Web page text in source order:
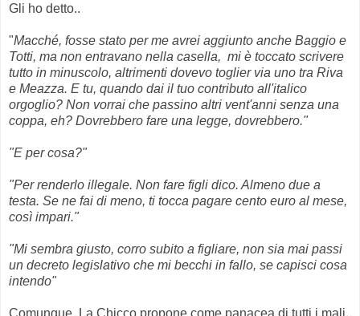
Gli ho detto..
"Macché, fosse stato per me avrei aggiunto anche Baggio e
Totti, ma non entravano nella casella, mi è toccato scrivere
tutto in minuscolo, altrimenti dovevo toglier via uno tra Riva
e Meazza. E tu, quando dai il tuo contributo all'italico
orgoglio? Non vorrai che passino altri vent'anni senza una
coppa, eh? Dovrebbero fare una legge, dovrebbero."
"E per cosa?"
"Per renderlo illegale. Non fare figli dico. Almeno due a
testa. Se ne fai di meno, ti tocca pagare cento euro al mese,
così impari."
"Mi sembra giusto, corro subito a figliare, non sia mai passi
un decreto legislativo che mi becchi in fallo, se capisci cosa
intendo"
Comunque. La Chicco propone come panacea di tutti i mali,